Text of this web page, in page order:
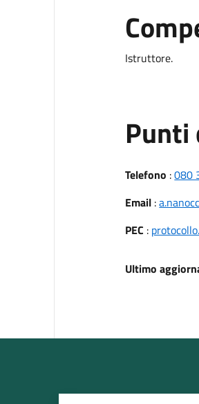
Istruttore.
Telefono :080
Email :
PEC :
Ultimo